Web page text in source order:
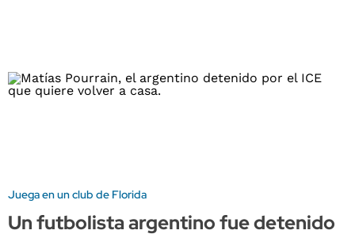
Juega en un club de Florida
Un futbolista argentino fue detenido